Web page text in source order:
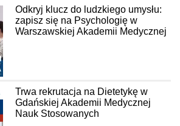
Odkryj klucz do ludzkiego umysłu:
zapisz się na Psychologię w
Warszawskiej Akademii Medycznej
Trwa rekrutacja na Dietetykę w
Gdańskiej Akademii Medycznej
Nauk Stosowanych